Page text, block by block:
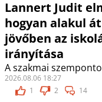
Lannert Judit
hogyan alakul
jövőben az
irányítása
A szakmai
2026.08.06 18:27
1
2 14